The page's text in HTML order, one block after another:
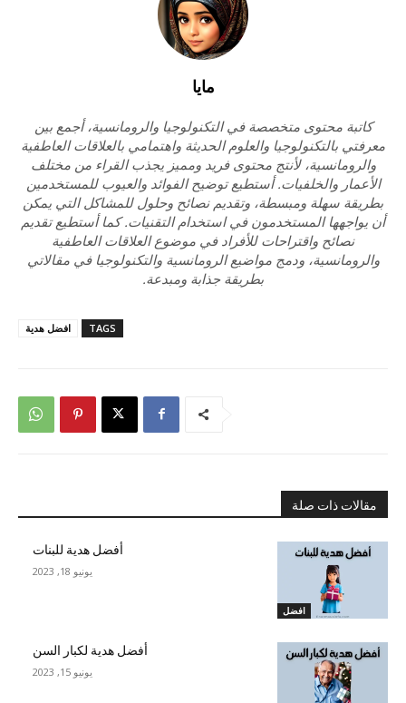
مايا
كاتبة محتوى متخصصة في التكنولوجيا والرومانسية، أجمع بين
معرفتي بالتكنولوجيا والعلوم الحديثة واهتمامي بالعلاقات العاطفية
والرومانسية، لأنتج محتوى فريد ومميز يجذب القراء من مختلف
الأعمار والخلفيات. أستطيع توضيح الفوائد والعيوب للمستخدمين
بطريقة سهلة ومبسطة، وتقديم نصائح وحلول للمشاكل التي يمكن
أن يواجهها المستخدمون في استخدام التقنيات. كما أستطيع تقديم
نصائح واقتراحات للأفراد في موضوع العلاقات العاطفية
والرومانسية، ودمج مواضيع الرومانسية والتكنولوجيا في مقالاتي
بطريقة جذابة ومبدعة.
TAGS افضل هدية
مقالات ذات صلة
افضل
أفضل هدية للبنات
يونيو 18, 2023
أفضل هدية لكبار السن
يونيو 15, 2023